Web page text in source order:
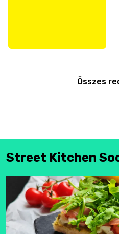
Összes
Street Kitchen